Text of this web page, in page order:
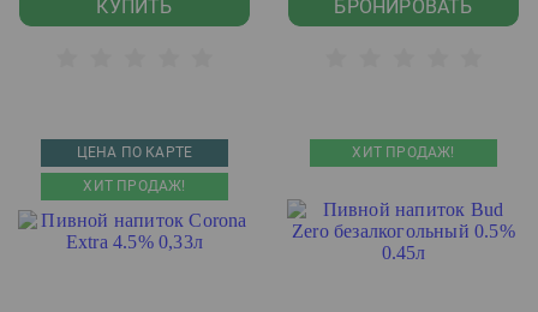
КУПИТЬ БРОНИРОВАТЬ
ЦЕНА ПО КАРТЕ
ХИТ ПРОДАЖ!
ХИТ ПРОДАЖ!